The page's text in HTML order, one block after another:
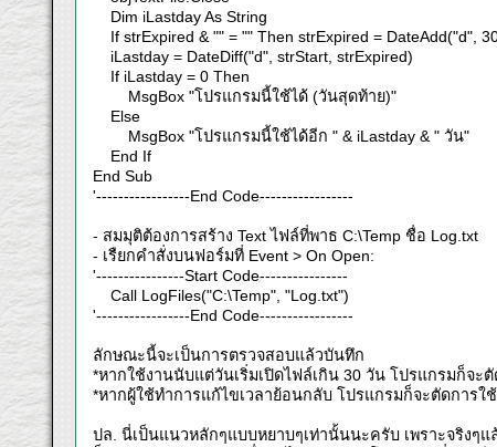
Dim iLastday As String
If strExpired & "" = "" Then strExpired = DateAdd("d",
iLastday = DateDiff("d", strStart, strExpired)
If iLastday = 0 Then
MsgBox "โปรแกรมนี้ใช้ได้ (วันสุดท้าย)"
Else
MsgBox "โปรแกรมนี้ใช้ได้อีก " & iLastday & " วัน"
End If
End Sub
'-----------------End Code-----------------
- สมมุติต้องการสร้าง Text ไฟล์ที่พาธ C:\Temp ชื่อ Log.txt
- เรืยกคำสั่งบนฟอร์มที่ Event > On Open:
'----------------Start Code----------------
Call LogFiles("C:\Temp", "Log.txt")
'-----------------End Code-----------------
ลักษณะนี้จะเป็นการตรวจสอบแล้วบันทึก
*หากใช้งานนับแต่วันเริ่มเปิดไฟล์เกิน 30 วัน โปรแกรมก็จะตั
*หากผู้ใช้ทำการแก้ไขเวลาย้อนกลับ โปรแกรมก็จะตัดการใช้
ปล. นี่เป็นแนวหลักๆแบบหยาบๆเท่านั้นนะครับ เพราะจริงๆแ